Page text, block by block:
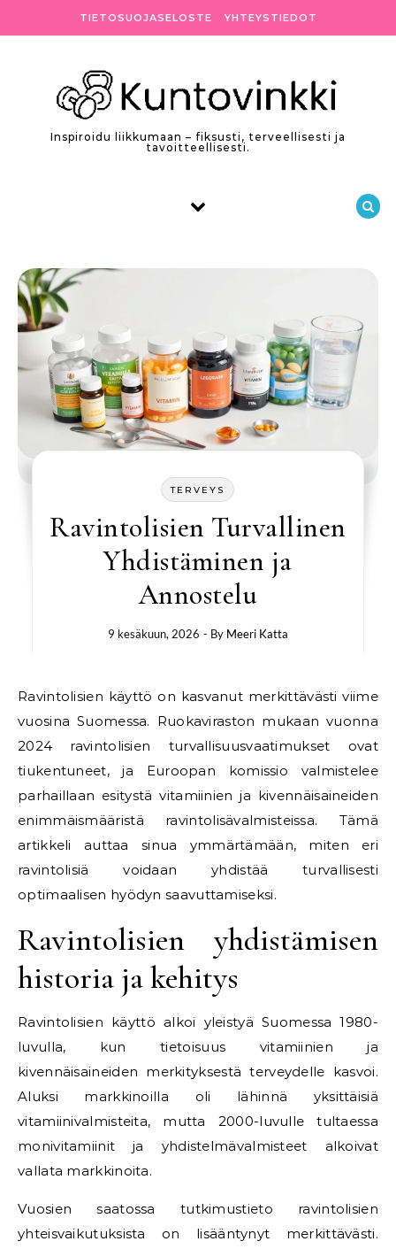
TIETOSUOJASELOSTE YHTEYSTIEDOT
Inspiroidu liikkumaan – fiksusti, terveellisesti ja
tavoitteellisesti.
TERVEYS
Ravintolisien Turvallinen
Yhdistäminen ja
Annostelu
9 kesäkuun, 2026 - By Meeri Katta
Ravintolisien käyttö on kasvanut merkittävästi viime
vuosina Suomessa. Ruokaviraston mukaan vuonna
2024 ravintolisien turvallisuusvaatimukset ovat
tiukentuneet, ja Euroopan komissio valmistelee
parhaillaan esitystä vitamiinien ja kivennäisaineiden
enimmäismääristä ravintolisävalmisteissa. Tämä
artikkeli auttaa sinua ymmärtämään, miten eri
ravintolisiä voidaan yhdistää turvallisesti
optimaalisen hyödyn saavuttamiseksi.
Ravintolisien yhdistämisen
historia ja kehitys
Ravintolisien käyttö alkoi yleistyä Suomessa 1980-
luvulla, kun tietoisuus vitamiinien ja
kivennäisaineiden merkityksestä terveydelle kasvoi.
Aluksi markkinoilla oli lähinnä yksittäisiä
vitamiinivalmisteita, mutta 2000-luvulle tultaessa
monivitamiinit ja yhdistelmävalmisteet alkoivat
vallata markkinoita.
Vuosien saatossa tutkimustieto ravintolisien
yhteisvaikutuksista on lisääntynyt merkittävästi.